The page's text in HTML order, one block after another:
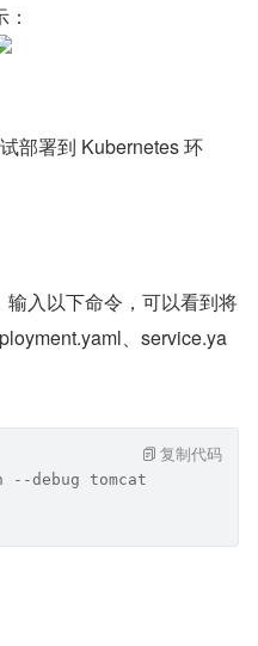
部署到 Kubernetes 环
入以下命令，可以看到将
、service.ya
debug tomcat
复制代码